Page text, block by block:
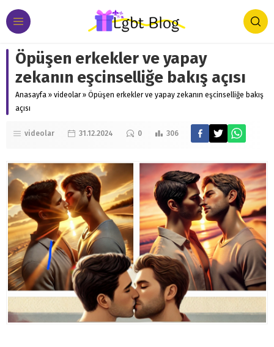
Öpüşen erkekler ve yapay
zekanın eşcinselliğe bakış açısı
Anasayfa » videolar » Öpüşen erkekler ve yapay zekanın eşcinselliğe bakış
açısı
videolar 31.12.2024 0 306